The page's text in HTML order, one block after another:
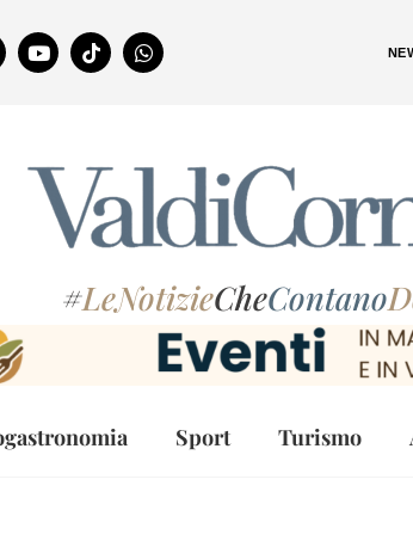
#LeNotizieCheContano
Sport Turismo